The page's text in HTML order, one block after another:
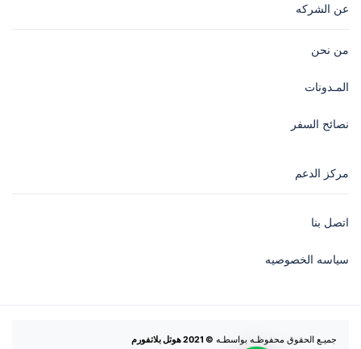
عن الشركه
من نحن
المـدونات
نصائح السفر
مركز الدعم
اتصل بنا
سياسه الخصوصيه
جميـع الحقوق محفوظـه بواسطـه © 2021 هوتل بلاتفورم